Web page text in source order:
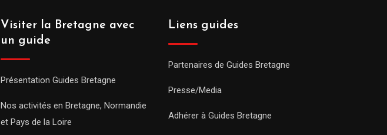
Visiter la Bretagne avec
un guide
Présentation Guides Bretagne
Nos activités en Bretagne, Normandie
et Pays de la Loire
Liens guides
Partenaires de Guides Bretagne
Presse/Media
Adhérer à Guides Bretagne